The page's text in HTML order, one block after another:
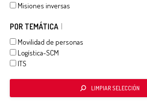
Misiones inversas
POR TEMÁTICA
Movilidad de personas
Logística-SCM
ITS
LIMPIAR SELECCIÓN